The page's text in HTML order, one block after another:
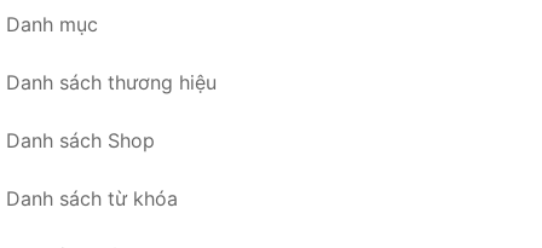
Danh mục
Danh sách thương hiệu
Danh sách Shop
Danh sách từ khóa